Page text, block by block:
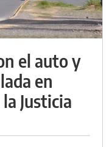
el auto y
en
Justicia